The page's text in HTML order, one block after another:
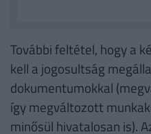
További feltétel, hogy a
kell a jogosultság
dokumentumokkal
így megváltozott
minősül hivatalosan is).